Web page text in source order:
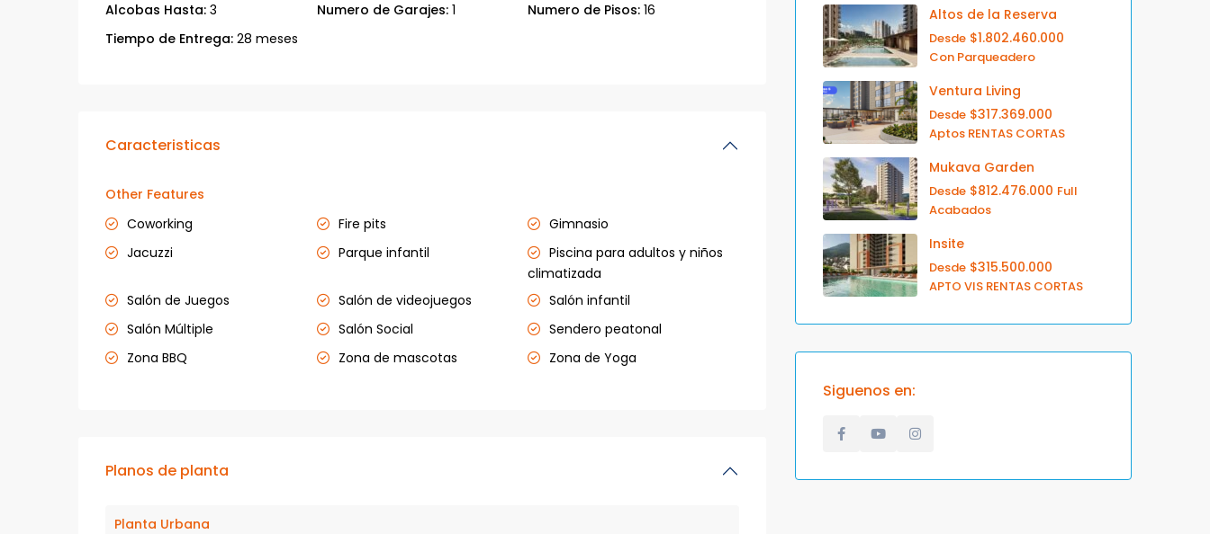
Alcobas Hasta: 3 Numero de Garajes:1 Numero de Pisos: 16
Tiempo de Entrega: 28 meses
Caracteristicas
Other Features
Coworking
Fire pits
Gimnasio
Jacuzzi
Parque infantil
Piscina para adultos y niños
climatizada
Salón de Juegos
Salón de videojuegos
Salón infantil
Salón Múltiple
Salón Social
Sendero peatonal
Zona BBQ
Zona de mascotas Zona de Yoga
Planos de planta
Planta Urbana
Altos de la Reserva
Desde $1.802.460.000
Con Parqueadero
Ventura Living
Desde $317.369.000
Aptos RENTAS CORTAS
Mukava Garden
Desde $812.476.000 Full
Acabados
Insite
Desde $315.500.000
APTO VIS RENTAS CORTAS
Siguenos en: